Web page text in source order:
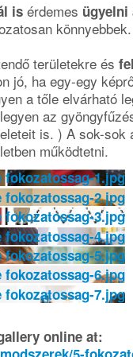
is érdemes ügyelni
könnyebbek.
területekre és
jó, ha egy-egy
a tőle elvárható
az
is. ) A sok-sok
működtetni.
online at: